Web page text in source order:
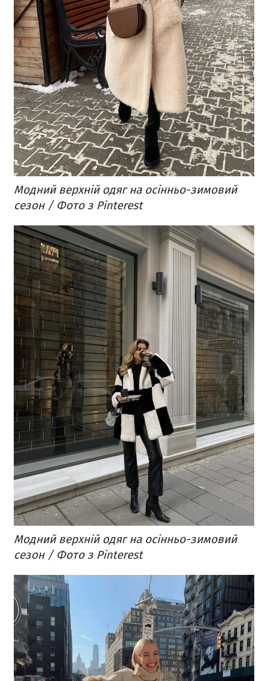
Модний верхній одяг на осінньо-зимовий
сезон / Фото з Pinterest
Модний верхній одяг на осінньо-зимовий
сезон / Фото з Pinterest